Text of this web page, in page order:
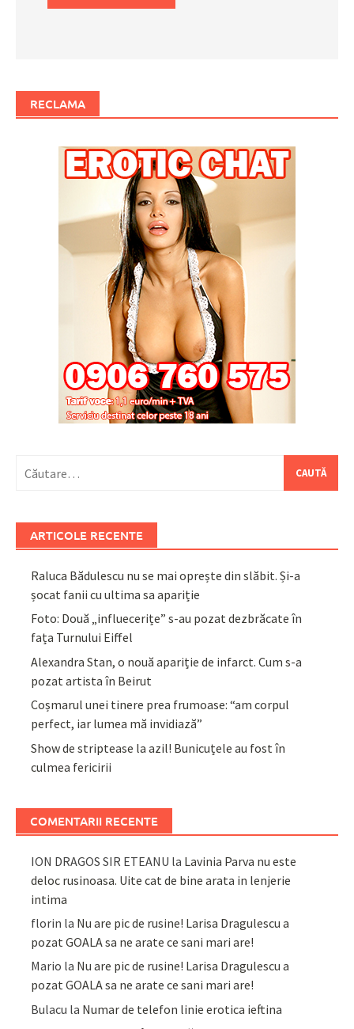
RECLAMA
după:
ARTICOLE RECENTE
Raluca Bădulescu nu se mai oprește din slăbit. Și-a
șocat fanii cu ultima sa apariție
Foto: Două „influecerițe” s-au pozat dezbrăcate în
fața Turnului Eiffel
Alexandra Stan, o nouă apariție de infarct. Cum s-a
pozat artista în Beirut
Coșmarul unei tinere prea frumoase: “am corpul
perfect, iar lumea mă invidiază”
Show de striptease la azil! Bunicuțele au fost în
culmea fericirii
COMENTARII RECENTE
ION DRAGOS SIR ETEANU la Lavinia Parva nu este
deloc rusinoasa. Uite cat de bine arata in lenjerie
intima
florin la Nu are pic de rusine! Larisa Dragulescu a
pozat GOALA sa ne arate ce sani mari are!
Mario la Nu are pic de rusine! Larisa Dragulescu a
pozat GOALA sa ne arate ce sani mari are!
Bulacu la Numar de telefon linie erotica ieftina